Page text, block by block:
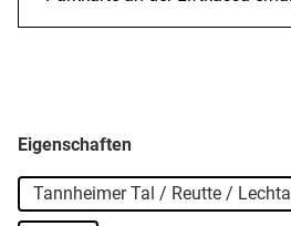
Eigenschaften
Tannheimer Tal / Reutte / Lechtal